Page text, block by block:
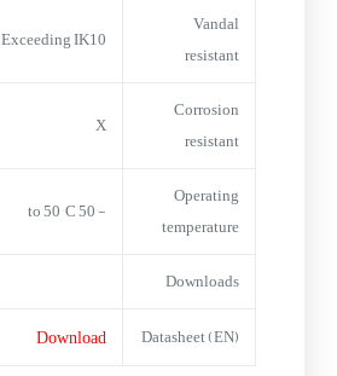
Vandal
resistant
Exceeding IK10
Corrosion
resistant
X
Operating
temperature
-50° to 50° C
Downloads
Datasheet (EN)
Download